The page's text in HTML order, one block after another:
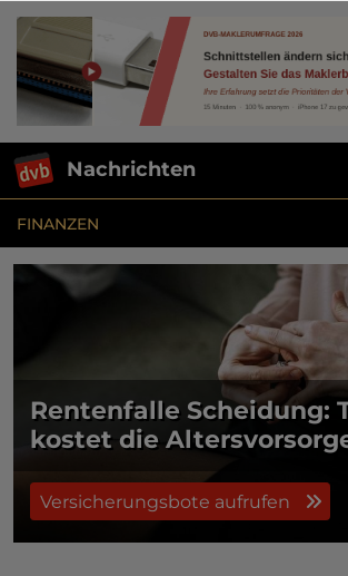
Nachrichten
FINANZEN
Rentenfalle Scheidung:
kostet die
Versicherungsbote aufrufen